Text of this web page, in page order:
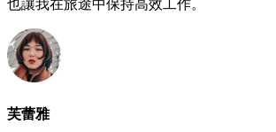
也讓我在旅途中保持高效工作。
芙蕾雅